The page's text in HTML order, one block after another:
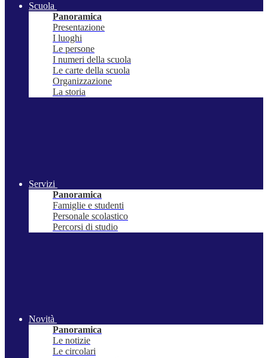
Scuola
Panoramica
Presentazione
I luoghi
Le persone
I numeri della scuola
Le carte della scuola
Organizzazione
La storia
Servizi
Panoramica
Famiglie e studenti
Personale scolastico
Percorsi di studio
Novità
Panoramica
Le notizie
Le circolari